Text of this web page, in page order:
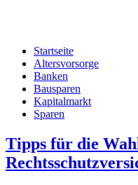
Startseite
Altersvorsorge
Banken
Bausparen
Kapitalmarkt
Sparen
Tipps für die